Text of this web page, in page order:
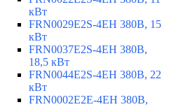
кВт
FRN0029E2S-4EH 380В, 15
кВт
FRN0037E2S-4EH 380В,
18,5 кВт
FRN0044E2S-4EH 380В, 22
кВт
FRN0002E2E-4EH 380В,